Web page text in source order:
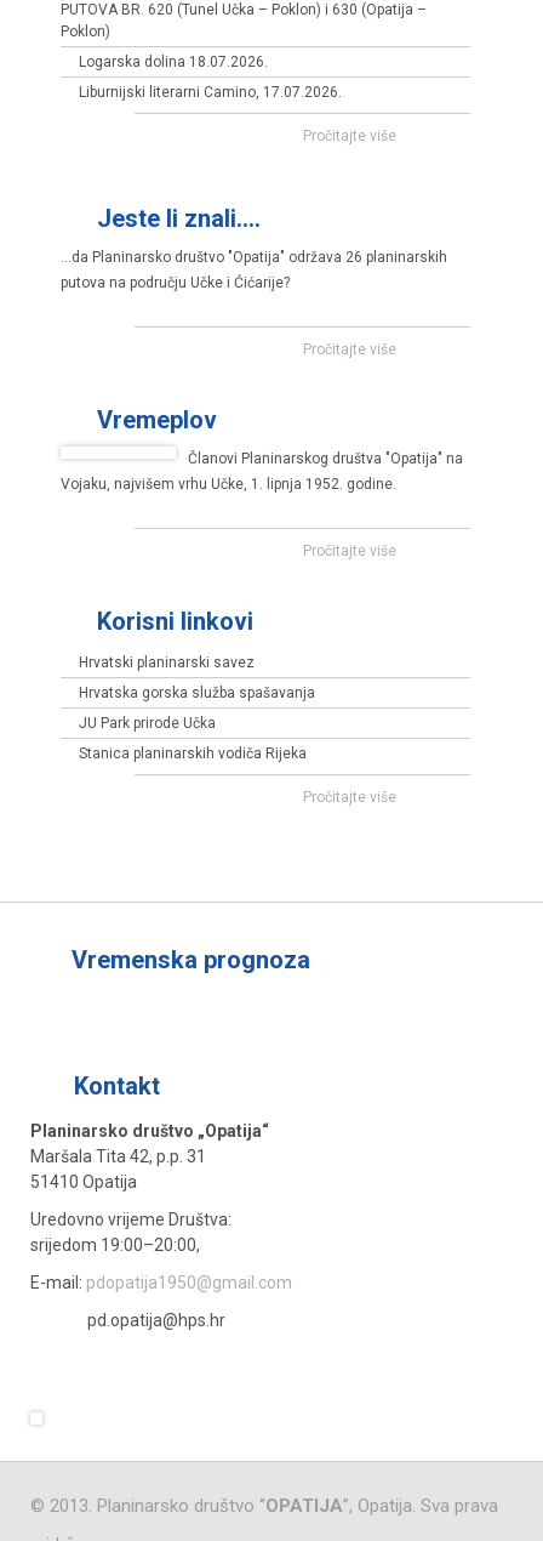
PUTOVA BR. 620 (Tunel Učka – Poklon) i 630 (Opatija –
Poklon)
Logarska dolina 18.07.2026.
Liburnijski literarni Camino, 17.07.2026.
Pročitajte više
Jeste li znali....
...da Planinarsko društvo "Opatija" održava 26 planinarskih
putova na području Učke i Ćićarije?
Pročitajte više
Vremeplov
Članovi Planinarskog društva "Opatija" na
Vojaku, najvišem vrhu Učke, 1. lipnja 1952. godine.
Pročitajte više
Korisni linkovi
Hrvatski planinarski savez
Hrvatska gorska služba spašavanja
JU Park prirode Učka
Stanica planinarskih vodiča Rijeka
Pročitajte više
Vremenska prognoza
Kontakt
Planinarsko društvo „Opatija“
Maršala Tita 42, p.p. 31
51410 Opatija
Uredovno vrijeme Društva:
srijedom 19:00–20:00,
E-mail: pdopatija1950@gmail.com
pd.opatija@hps.hr
© 2013. Planinarsko društvo ‘’OPATIJA’’, Opatija. Sva prava